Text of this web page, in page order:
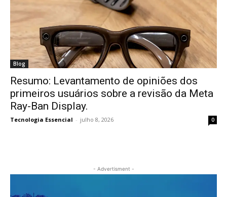
Blog
Resumo: Levantamento de opiniões dos
primeiros usuários sobre a revisão da Meta
Ray-Ban Display.
Tecnologia Essencial - julho 8, 2026 0
- Advertisment -